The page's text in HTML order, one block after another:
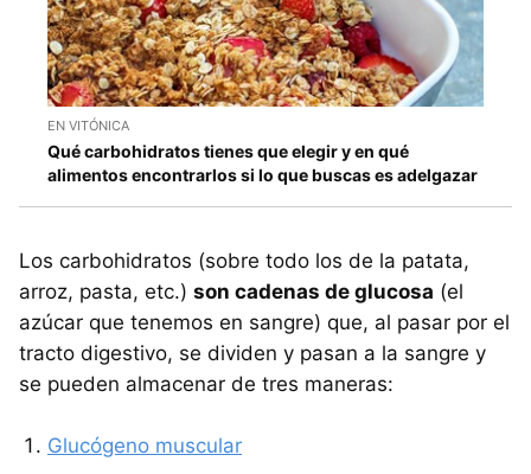
EN VITÓNICA
Qué carbohidratos tienes que elegir y en qué
alimentos encontrarlos si lo que buscas es adelgazar
Los carbohidratos (sobre todo los de la patata,
arroz, pasta, etc.) son cadenas de glucosa (el
azúcar que tenemos en sangre) que, al pasar por el
tracto digestivo, se dividen y pasan a la sangre y
se pueden almacenar de tres maneras:
Glucógeno muscular